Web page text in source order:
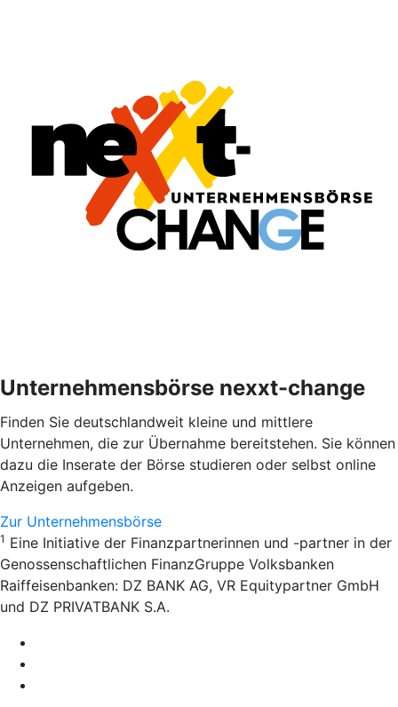
Unternehmensbörse nexxt-change
Finden Sie deutschlandweit kleine und mittlere
Unternehmen, die zur Übernahme bereitstehen. Sie können
dazu die Inserate der Börse studieren oder selbst online
Anzeigen aufgeben.
Zur Unternehmensbörse
1 Eine Initiative der Finanzpartnerinnen und -partner in der
Genossenschaftlichen FinanzGruppe Volksbanken
Raiffeisenbanken: DZ BANK AG, VR Equitypartner GmbH
und DZ PRIVATBANK S.A.